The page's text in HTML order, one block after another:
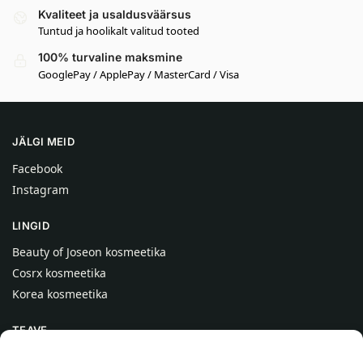
Kvaliteet ja usaldusväärsus
Tuntud ja hoolikalt valitud tooted
100% turvaline maksmine
GooglePay / ApplePay / MasterCard / Visa
JÄLGI MEID
Facebook
Instagram
LINGID
Beauty of Joseon kosmeetika
Cosrx kosmeetika
Korea kosmeetika
TEAVE